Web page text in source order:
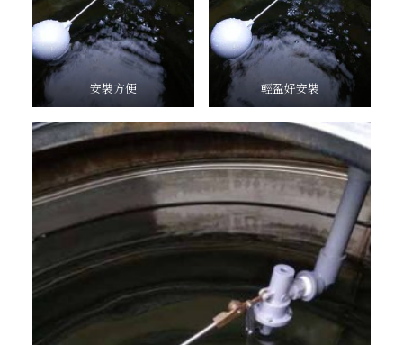
安裝方便 輕盈好安裝